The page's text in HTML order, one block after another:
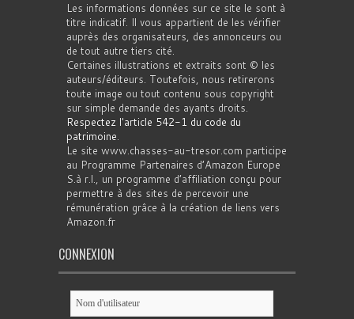
Les informations données sur ce site le sont à
titre indicatif. Il vous appartient de les vérifier
auprès des organisateurs, des annonceurs ou
de tout autre tiers cité.
Certaines illustrations et extraits sont © les
auteurs/éditeurs. Toutefois, nous retirerons
toute image ou tout contenu sous copyright
sur simple demande des ayants droits.
Respectez l'article 542-1 du code du
patrimoine.
Le site www.chasses-au-tresor.com participe
au Programme Partenaires d’Amazon Europe
S.à r.l., un programme d’affiliation conçu pour
permettre à des sites de percevoir une
rémunération grâce à la création de liens vers
Amazon.fr
CONNEXION